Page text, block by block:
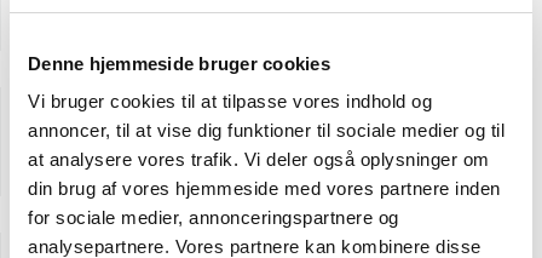
Denne hjemmeside bruger cookies
Vi bruger cookies til at tilpasse vores indhold og
annoncer, til at vise dig funktioner til sociale medier og til
at analysere vores trafik. Vi deler også oplysninger om
din brug af vores hjemmeside med vores partnere inden
for sociale medier, annonceringspartnere og
analysepartnere. Vores partnere kan kombinere disse
Standardisering